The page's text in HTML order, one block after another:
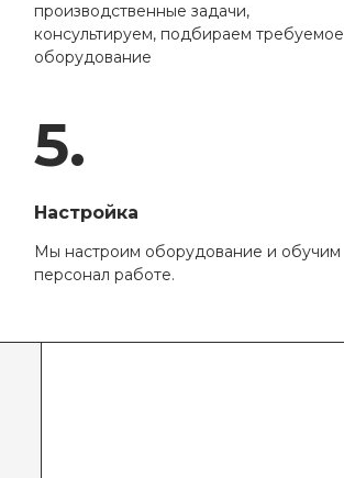
производственные задачи,
консультируем, подбираем требуемое
оборудование
5.
Настройка
Мы настроим оборудование и обучим
персонал работе.